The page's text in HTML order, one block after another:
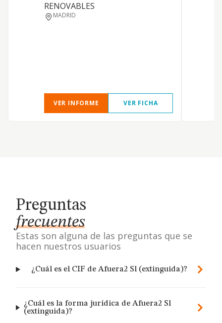
RENOVABLES
MADRID
VER INFORME VER FICHA
Preguntas
frecuentes
Estas son alguna de las preguntas que se
hacen nuestros usuarios
¿Cuál es el CIF de Afuera2 Sl (extinguida)?
¿Cuál es la forma jurídica de Afuera2 Sl
(extinguida)?